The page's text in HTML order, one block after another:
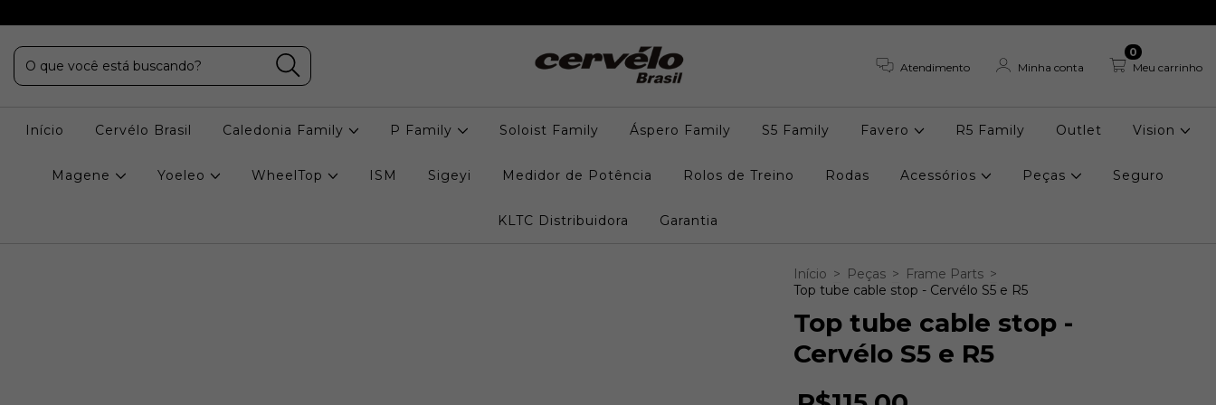
Atendimento Minha conta Meu carrinho
0
Início Cervélo Brasil Caledonia Family P Family Soloist Family Áspero Family S5 Family Favero R5 Family Outlet Vision
Magene Yoeleo WheelTop ISM Sigeyi Medidor de Potência Rolos de Treino Rodas Acessórios Peças Seguro
KLTC Distribuidora Garantia
Início > Peças > Frame Parts >
Top tube cable stop - Cervélo S5 e R5
Top tube cable stop -
Cervélo S5 e R5